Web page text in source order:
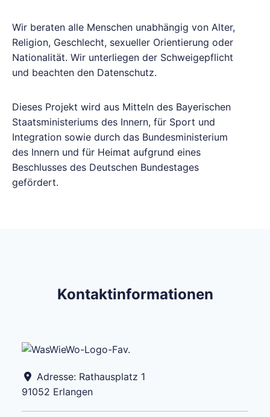
Wir beraten alle Menschen unabhängig von Alter,
Religion, Geschlecht, sexueller Orientierung oder
Nationalität. Wir unterliegen der Schweigepflicht
und beachten den Datenschutz.
Dieses Projekt wird aus Mitteln des Bayerischen
Staatsministeriums des Innern, für Sport und
Integration sowie durch das Bundesministerium
des Innern und für Heimat aufgrund eines
Beschlusses des Deutschen Bundestages
gefördert.
Kontaktinformationen
Adresse: Rathausplatz 1
91052 Erlangen